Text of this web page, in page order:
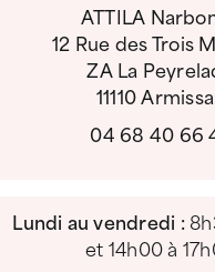
ATTILA
12 Rue des Trois
ZA La
11110
04 68 40 66
Lundi au vendredi :
et 14h00 à